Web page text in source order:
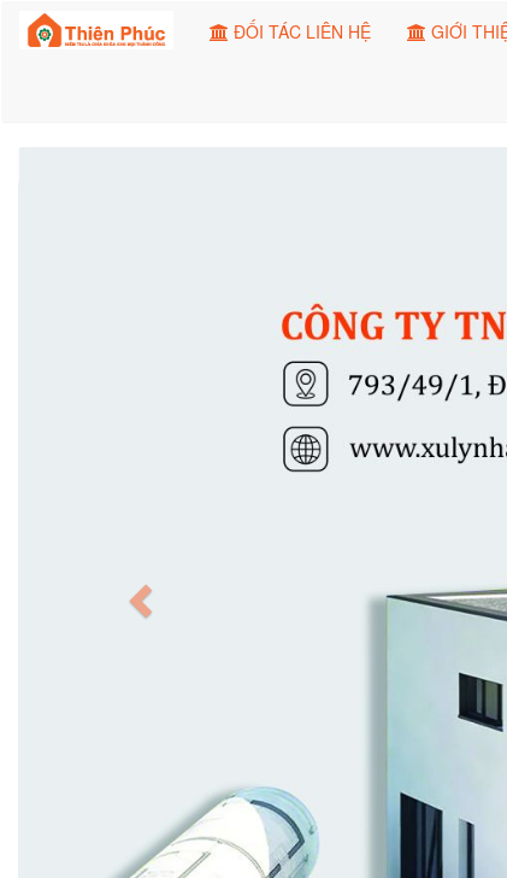
ĐỐI TÁC LIÊN HỆ GIỚI